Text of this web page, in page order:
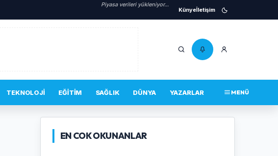
Piyasa verileri yükleniyor...
Künyeİletişim
TEKNOLOJI EĞITIM SAĞLIK DÜNYA YAZARLAR MENÜ
EN COK OKUNANLAR